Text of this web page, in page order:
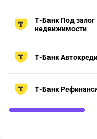
Т-Банк Под залог
недвижимости
Т-Банк
Т-Банк